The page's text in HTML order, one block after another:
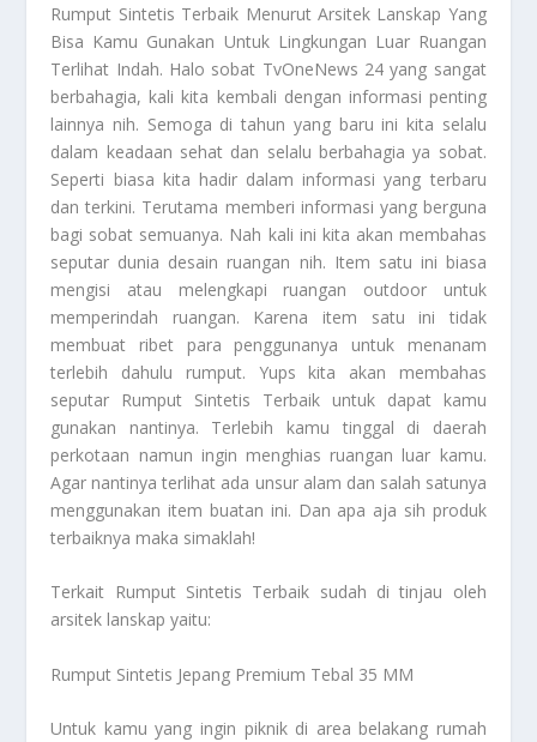
Rumput Sintetis Terbaik Menurut Arsitek Lanskap Yang
Bisa Kamu Gunakan Untuk Lingkungan Luar Ruangan
Terlihat Indah. Halo sobat TvOneNews 24 yang sangat
berbahagia, kali kita kembali dengan informasi penting
lainnya nih. Semoga di tahun yang baru ini kita selalu
dalam keadaan sehat dan selalu berbahagia ya sobat.
Seperti biasa kita hadir dalam informasi yang terbaru
dan terkini. Terutama memberi informasi yang berguna
bagi sobat semuanya. Nah kali ini kita akan membahas
seputar dunia desain ruangan nih. Item satu ini biasa
mengisi atau melengkapi ruangan outdoor untuk
memperindah ruangan. Karena item satu ini tidak
membuat ribet para penggunanya untuk menanam
terlebih dahulu rumput. Yups kita akan membahas
seputar Rumput Sintetis Terbaik untuk dapat kamu
gunakan nantinya. Terlebih kamu tinggal di daerah
perkotaan namun ingin menghias ruangan luar kamu.
Agar nantinya terlihat ada unsur alam dan salah satunya
menggunakan item buatan ini. Dan apa aja sih produk
terbaiknya maka simaklah!
Terkait Rumput Sintetis Terbaik sudah di tinjau oleh
arsitek lanskap yaitu:
Rumput Sintetis Jepang Premium Tebal 35 MM
Untuk kamu yang ingin piknik di area belakang rumah